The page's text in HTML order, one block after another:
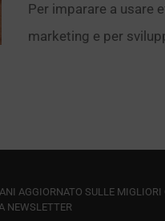
Per imparare a usare
marketing e per
AGGIORNATO SULLE MIGLIORI
NEWSLETTER